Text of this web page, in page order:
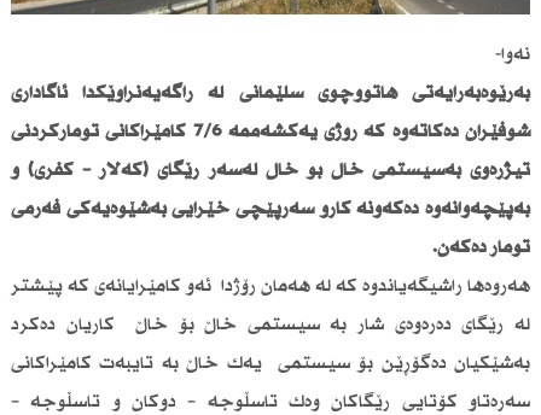
نەوا-
بەڕێوەبەرایەتی هاتووچۆی سلێمانی لە راگەیەنراوێكدا ئاگاداری
شۆفێران دەكاتەوە كە رۆژی یەكشەممە 7/6 كامێراكانی تۆماركردنی
تیژڕەوی بەسیستمی خاڵ بۆ خاڵ لەسەر رێگای (كەلار – كفری) و
بەپێچەوانەوە دەكەونە كارو سەرپێچی خێرایی بەشێوەیەكی فەرمی
تۆمار دەكەن.
هەروەها راشیگەیاندوە كە لە هەمان رۆژدا ئەو كامێرایانەی كە پێشتر
لە رێگای دەرەوەی شار بە سیستمی خاڵ بۆ خاڵ كاریان دەكرد
بەشێكیان دەگۆڕێن بۆ سیستمی یەك خاڵ بە تایبەت كامێراكانی
سەرەتاو كۆتایی رێگاكان وەك تاسڵوجە – دوكان و تاسڵوجە –